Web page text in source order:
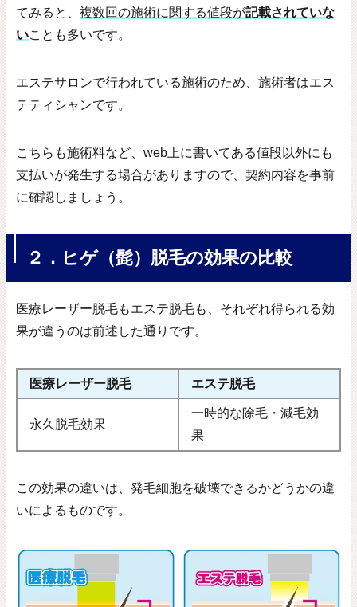
てみると、 複数回の施術に関する値段が記載されていな
いことも多いです。
エステサロンで行われている施術のため、施術者はエス
テティシャンです。
こちらも施術料など、 web 上に書いてある値段以外にも
支払いが発生する場合がありますので、契約内容を事前
に確認しましょう。
２．ヒゲ（髭）脱毛の効果の比較
医療レーザー脱毛もエステ脱毛も、それぞれ得られる効
果が違うのは前述した通りです。
医療レーザー脱毛 エステ脱毛
永久脱毛効果
一時的な除毛・減毛効
果
この効果の違いは、発毛細胞を破壊できるかどうかの違
いによるものです。